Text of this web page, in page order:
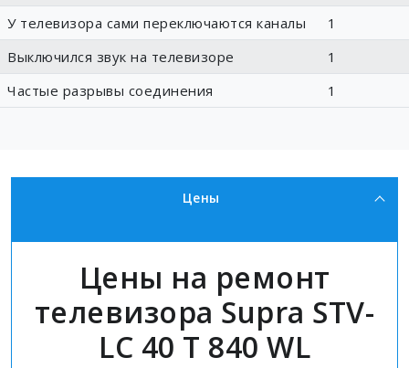
У телевизора сами переключаются каналы
1
Выключился звук на телевизоре
1
Частые разрывы соединения
1
Цены
Цены на ремонт
телевизора Supra STV-
LC 40 T 840 WL